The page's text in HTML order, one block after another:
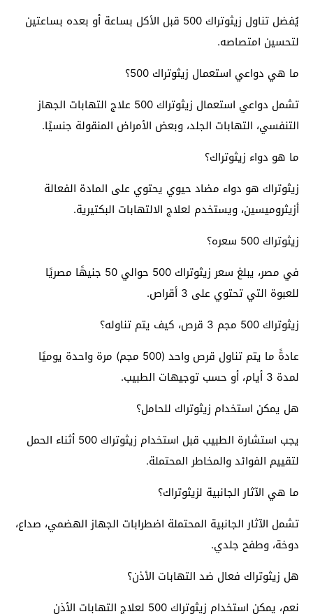
يُفضل تناول زيثوتراك 500 قبل الأكل بساعة أو بعده بساعتين
لتحسين امتصاصه.
ما هي دواعي استعمال زيثوتراك 500؟
تشمل دواعي استعمال زيثوتراك 500 علاج التهابات الجهاز
التنفسي، التهابات الجلد، وبعض الأمراض المنقولة جنسيًا.
ما هو دواء زيثوتراك؟
زيثوتراك هو دواء مضاد حيوي يحتوي على المادة الفعالة
أزيثروميسين، ويستخدم لعلاج الالتهابات البكتيرية.
زيثوتراك 500 سعره؟
في مصر، يبلغ سعر زيثوتراك 500 حوالي 50 جنيهًا مصريًا
للعبوة التي تحتوي على 3 أقراص.
زيثوتراك 500 مجم 3 قرص، كيف يتم تناوله؟
عادةً ما يتم تناول قرص واحد (500 مجم) مرة واحدة يوميًا
لمدة 3 أيام، أو حسب توجيهات الطبيب.
هل يمكن استخدام زيثوتراك للحامل؟
يجب استشارة الطبيب قبل استخدام زيثوتراك 500 أثناء الحمل
لتقييم الفوائد والمخاطر المحتملة.
ما هي الآثار الجانبية لزيثوتراك؟
تشمل الآثار الجانبية المحتملة اضطرابات الجهاز الهضمي، صداع،
دوخة، وطفح جلدي.
هل زيثوتراك فعال ضد التهابات الأذن؟
نعم، يمكن استخدام زيثوتراك 500 لعلاج التهابات الأذن